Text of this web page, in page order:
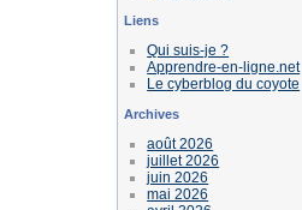
Liens
Qui suis-je ?
Apprendre-en-ligne.net
Le cyberblog du coyote
Archives
août 2026
juillet 2026
juin 2026
mai 2026